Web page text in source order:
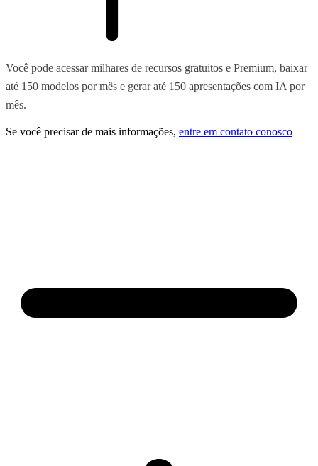
Você pode acessar milhares de recursos gratuitos e Premium, baixar
até 150 modelos por mês e gerar até 150 apresentações com IA por
mês.
Se você precisar de mais informações, entre em contato conosco